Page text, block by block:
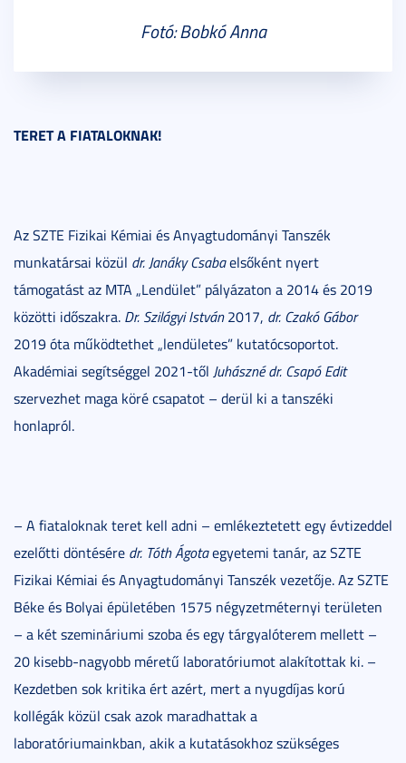
Fotó: Bobkó Anna
TERET A FIATALOKNAK!
Az SZTE Fizikai Kémiai és Anyagtudományi Tanszék
munkatársai közül dr. Janáky Csabaelsőként nyert
támogatást az MTA „Lendület” pályázaton a 2014 és 2019
közötti időszakra. Dr. Szilágyi István2017, dr. Czakó Gábor
2019 óta működtethet „lendületes” kutatócsoportot.
Akadémiai segítséggel 2021-től Juhászné dr. Csapó Edit
szervezhet maga köré csapatot – derül ki a tanszéki
honlapról.
– A fiataloknak teret kell adni – emlékeztetett egy évtizeddel
ezelőtti döntésére dr. Tóth Ágotaegyetemi tanár, az SZTE
Fizikai Kémiai és Anyagtudományi Tanszék vezetője. Az SZTE
Béke és Bolyai épületében 1575 négyzetméternyi területen
– a két szemináriumi szoba és egy tárgyalóterem mellett –
20 kisebb-nagyobb méretű laboratóriumot alakítottak ki. –
Kezdetben sok kritika ért azért, mert a nyugdíjas korú
kollégák közül csak azok maradhattak a
laboratóriumainkban, akik a kutatásokhoz szükséges